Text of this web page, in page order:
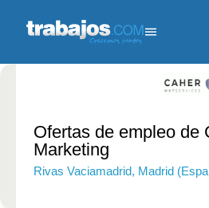
Ofertas de empleo de
Marketing
Rivas Vaciamadrid, Madrid